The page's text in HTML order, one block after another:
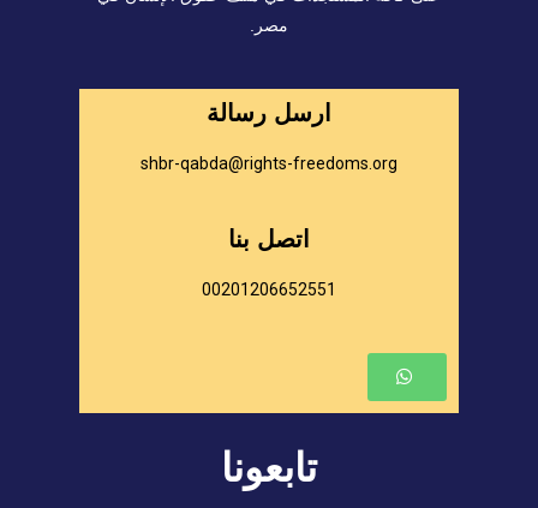
مصر.
ارسل رسالة
shbr-qabda@rights-freedoms.org
اتصل بنا
00201206652551
تابعونا